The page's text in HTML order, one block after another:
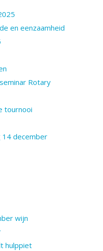
en eenzaamheid
Rotary
tournooi
14 december
wijn
hulppiet